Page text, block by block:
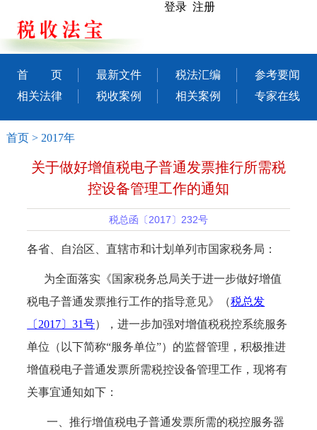
登录 注册
首 页 最新文件 税法汇编
参考要闻
相关法律
税收案例 相关案例 专家在线
首页> 2017年
关于做好增值税电子普通发票推行所需税
控设备管理工作的通知
税总函〔2017〕232号
各省、自治区、直辖市和计划单列市国家税务局：
为全面落实《国家税务总局关于进一步做好增值
税电子普通发票推行工作的指导意见》（税总发
〔2017〕31号），进一步加强对增值税税控系统服务
单位（以下简称“服务单位”）的监督管理，积极推进
增值税电子普通发票所需税控设备管理工作，现将有
关事宜通知如下：
一、推行增值税电子普通发票所需的税控服务器